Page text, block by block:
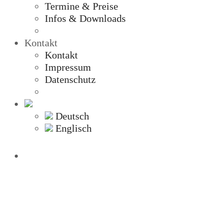
Termine & Preise
Infos & Downloads
Kontakt
Kontakt
Impressum
Datenschutz
Deutsch
Englisch